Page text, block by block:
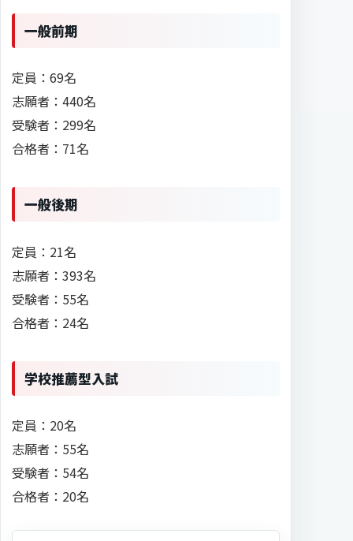
一般前期
定員：69名
志願者：440名
受験者：299名
合格者：71名
一般後期
定員：21名
志願者：393名
受験者：55名
合格者：24名
学校推薦型入試
定員：20名
志願者：55名
受験者：54名
合格者：20名